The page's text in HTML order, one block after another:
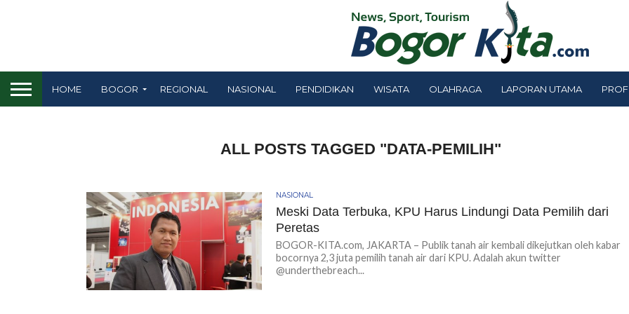
HOME BOGOR REGIONAL NASIONAL PENDIDIKAN WISATA OLAHRAGA LAPORAN UTAMA
ALL POSTS TAGGED "DATA-PEMILIH"
NASIONAL
Meski Data Terbuka, KPU Harus Lindungi Data Pemilih dari
Peretas
BOGOR-KITA.com, JAKARTA – Publik tanah air kembali dikejutkan oleh kabar
bocornya 2,3 juta pemilih tanah air dari KPU. Adalah akun twitter
@underthebreach...